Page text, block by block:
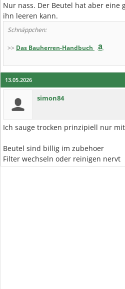
Nur nass. Der Beutel hat aber eine
ihn leeren kann.
Schnäppchen:
>> Das Bauherren-Handbuch
13.05.2026
simon84
Ich sauge trocken prinzipiell nur
Beutel sind billig im zubehoer
Filter wechseln oder reinigen nervt